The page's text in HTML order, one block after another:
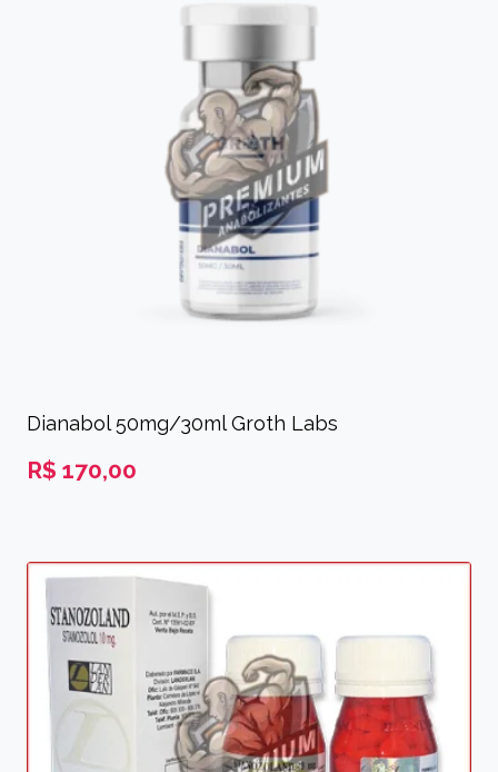
Dianabol 50mg/30ml Groth Labs
R$ 170,00